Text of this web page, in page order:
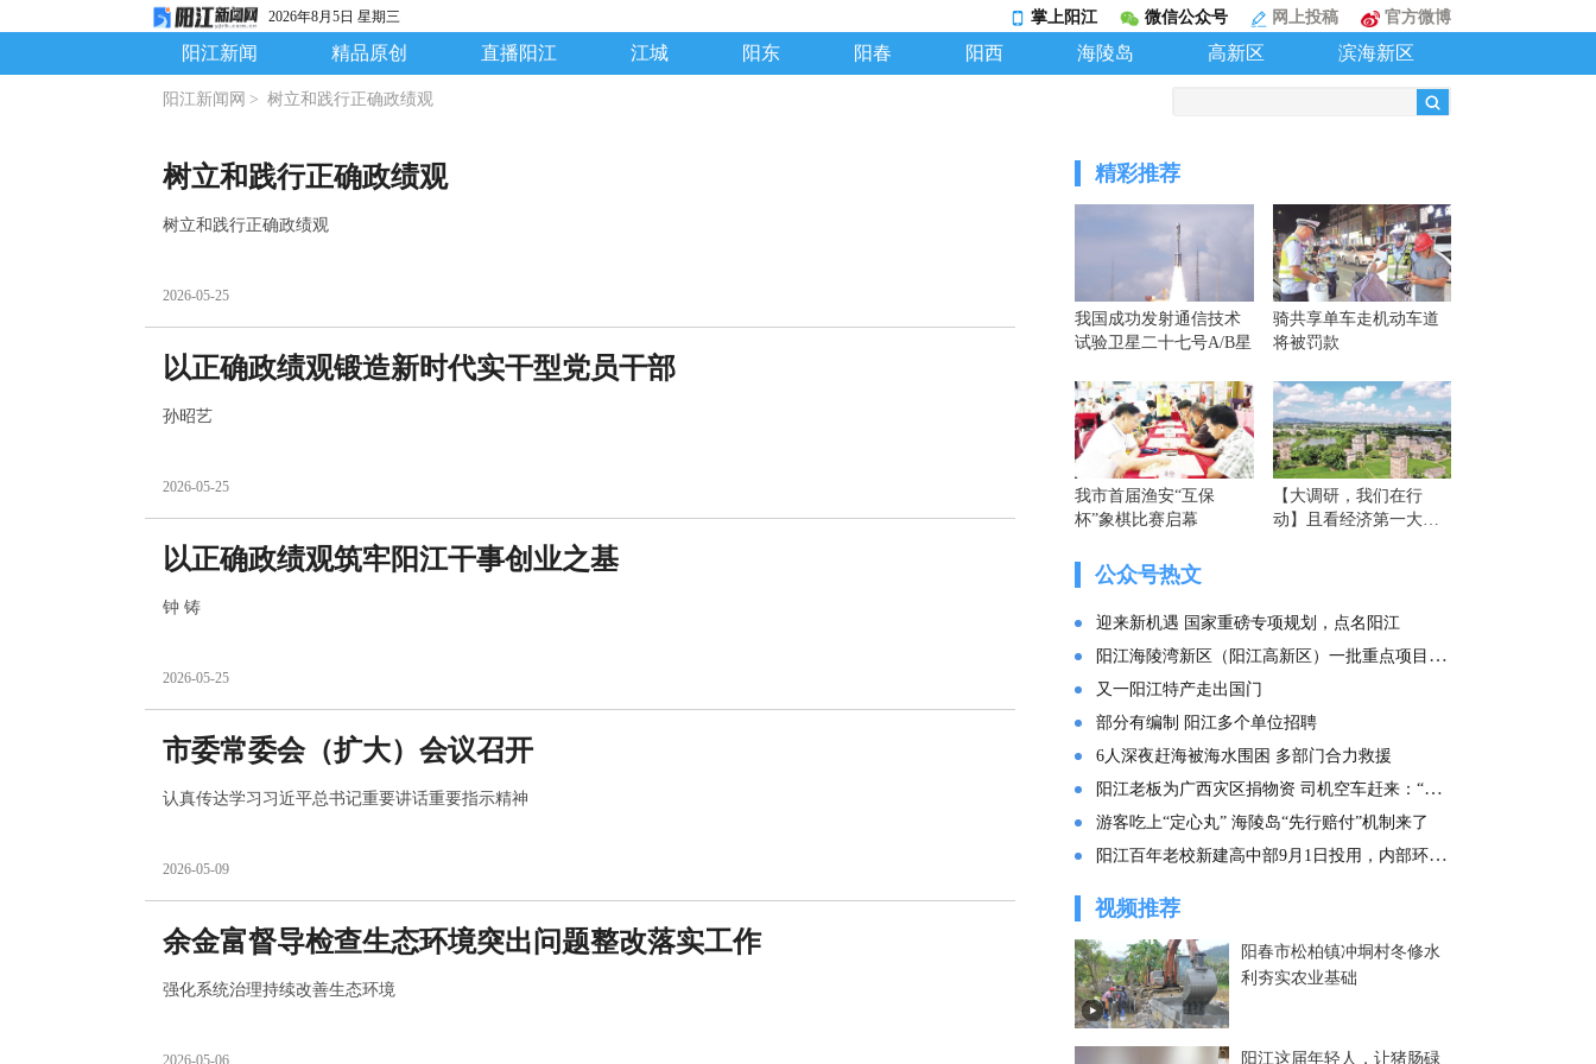
2026年8月5日 星期三 掌上阳江 微信公众号 网上投稿 官方微博
阳江新闻 精品原创 直播阳江 江城 阳东 阳春 阳西 海陵岛 高新区 滨海新区
阳江新闻网 > 树立和践行正确政绩观
树立和践行正确政绩观
树立和践行正确政绩观
2026-05-25
以正确政绩观锻造新时代实干型党员干部
孙昭艺
2026-05-25
以正确政绩观筑牢阳江干事创业之基
钟 铸
2026-05-25
市委常委会（扩大）会议召开
认真传达学习习近平总书记重要讲话重要指示精神
2026-05-09
余金富督导检查生态环境突出问题整改落实工作
强化系统治理持续改善生态环境
2026-05-06
精彩推荐
我国成功发射通信技术
试验卫星二十七号A/B星
骑共享单车走机动车道
将被罚款
我市首届渔安“互保
杯”象棋比赛启幕
【大调研，我们在行
动】且看经济第一大省
公众号热文
迎来新机遇 国家重磅专项规划，点名阳江
阳江海陵湾新区（阳江高新区）一批重点项目集中投产
又一阳江特产走出国门
部分有编制 阳江多个单位招聘
6人深夜赶海被海水围困 多部门合力救援
阳江老板为广西灾区捐物资 司机空车赶来：“免费拉！”
游客吃上“定心丸” 海陵岛“先行赔付”机制来了
阳江百年老校新建高中部9月1日投用，内部环境曝光
视频推荐
阳春市松柏镇冲垌村冬修水
利夯实农业基础
阳江这届年轻人，让猪肠碌